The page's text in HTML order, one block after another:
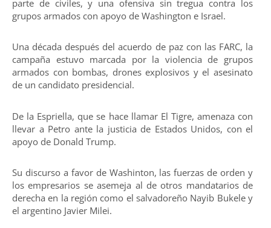
parte de civiles, y una ofensiva sin tregua contra los
grupos armados con apoyo de Washington e Israel.
Una década después del acuerdo de paz con las FARC, la
campaña estuvo marcada por la violencia de grupos
armados con bombas, drones explosivos y el asesinato
de un candidato presidencial.
De la Espriella, que se hace llamar El Tigre, amenaza con
llevar a Petro ante la justicia de Estados Unidos, con el
apoyo de Donald Trump.
Su discurso a favor de Washinton, las fuerzas de orden y
los empresarios se asemeja al de otros mandatarios de
derecha en la región como el salvadoreño Nayib Bukele y
el argentino Javier Milei.